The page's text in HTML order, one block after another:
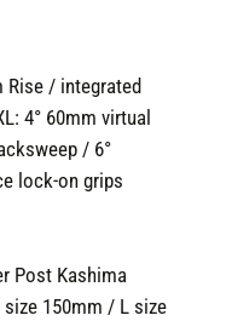
Rise / integrated
4° 60mm virtual
/ 6°
lock-on grips
Post Kashima
150mm / L size